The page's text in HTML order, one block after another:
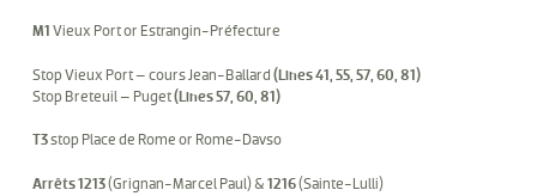
M1 Vieux Port or Estrangin-Préfecture
Stop Vieux Port – cours Jean-Ballard (Lines 41, 55, 57, 60, 81)
Stop Breteuil – Puget(Lines 57, 60, 81)
T3stop Place de Rome or Rome-Davso
Arrêts 1213(Grignan-Marcel Paul) & 1216(Sainte-Lulli)